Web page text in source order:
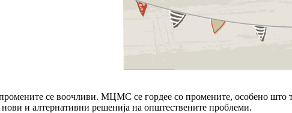
се воочливи. МЦМС се гордее со промените, особено
и алтернативни решенија на општествените проблеми.